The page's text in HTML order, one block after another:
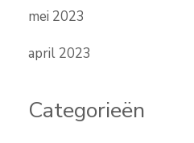
mei 2023
april 2023
Categorieën